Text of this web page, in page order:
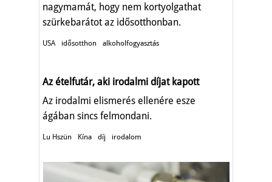
nagymamát, hogy nem kortyolgathat
szürkebarátot az idősotthonban.
USA idősotthon alkoholfogyasztás
Az ételfutár, aki irodalmi díjat kapott
Az irodalmi elismerés ellenére esze
ágában sincs felmondani.
Lu Hszün Kína díj irodalom